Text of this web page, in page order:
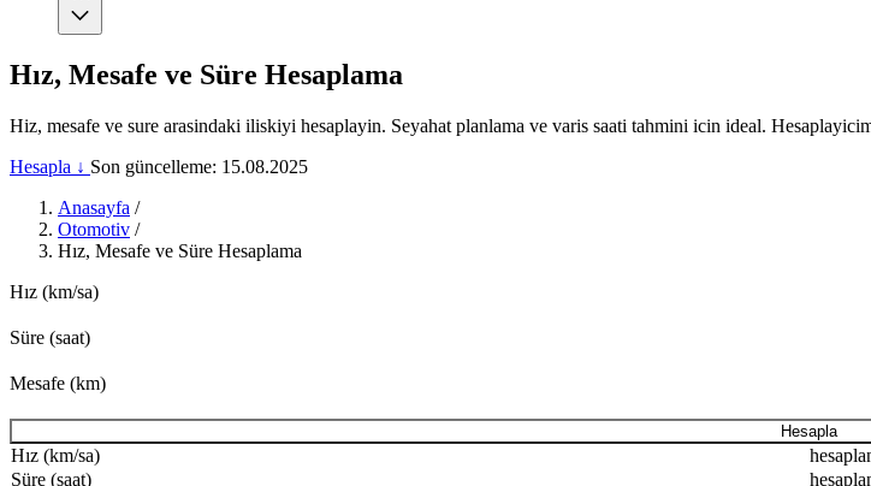
Hız, Mesafe ve Süre Hesaplama
Hiz, mesafe ve sure arasindaki iliskiyi hesaplayin. Seyahat planlama ve varis saati tahmini icin ideal.
Hesapla ↓ Son güncelleme: 15.08.2025
Anasayfa /
Otomotiv /
Hız, Mesafe ve Süre Hesaplama
Hız (km/sa)
Süre (saat)
Mesafe (km)
Hesapla
Hız (km/sa)
Süre (saat)